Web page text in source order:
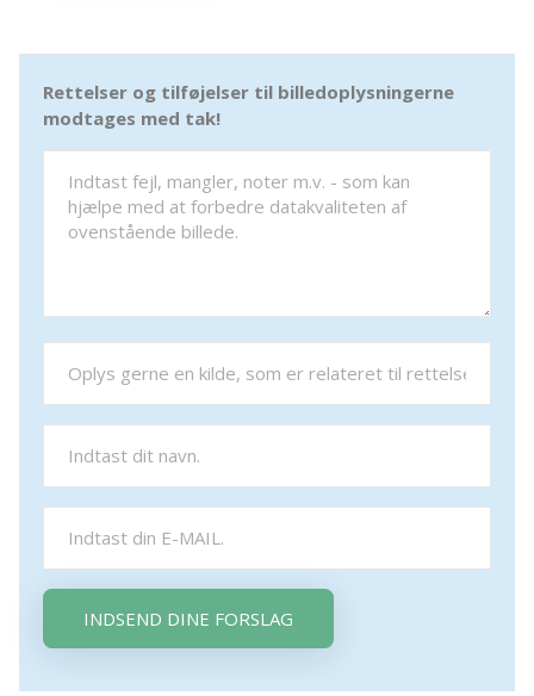
Rettelser og tilføjelser til billedoplysningerne
modtages med tak!
INDSEND DINE FORSLAG